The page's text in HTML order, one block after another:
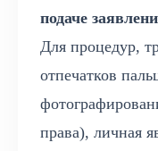
подаче
Для процедур,
отпечатков
права), личная